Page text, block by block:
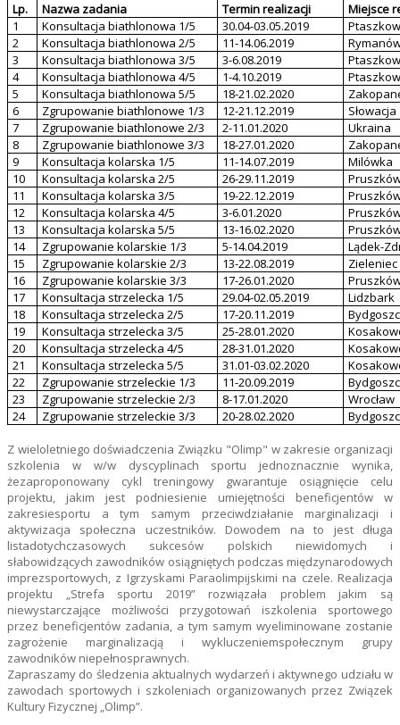
Lp. Nazwa zadania Termin realizacji
Miejsce
1
Konsultacja biathlonowa 1/5 30.04-03.05.2019
2
Konsultacja biathlonowa 2/5 11-14.06.2019
3
Konsultacja biathlonowa 3/5 3-6.08.2019
4
Konsultacja biathlonowa 4/5 1-4.10.2019
5
Konsultacja biathlonowa 5/5 18-21.02.2020
6
Zgrupowanie biathlonowe 1/3 12-21.12.2019
Słowacja
7
Zgrupowanie biathlonowe 2/3 2-11.01.2020
Ukraina
8
Zgrupowanie biathlonowe 3/3 18-27.01.2020
9
Konsultacja kolarska 1/5 11-14.07.2019
Milówka
10
Konsultacja kolarska 2/5 26-29.11.2019
11
Konsultacja kolarska 3/5 19-22.12.2019
12
Konsultacja kolarska 4/5 3-6.01.2020
13
Konsultacja kolarska 5/5 13-16.02.2020
14
Zgrupowanie kolarskie 1/3 5-14.04.2019
Lądek-
15
Zgrupowanie kolarskie 2/3 13-22.08.2019
Zieleniec
16
Zgrupowanie kolarskie 3/3 17-26.01.2020
17
Konsultacja strzelecka 1/5 29.04-02.05.2019
Lidzbark
18
Konsultacja strzelecka 2/5 17-20.11.2019
19
Konsultacja strzelecka 3/5 25-28.01.2020
20
Konsultacja strzelecka 4/5 28-31.01.2020
21
Konsultacja strzelecka 5/5 31.01-03.02.2020
22
Zgrupowanie strzeleckie 1/3 11-20.09.2019
23
Zgrupowanie strzeleckie 2/3 8-17.01.2020
Wrocław
24
Zgrupowanie strzeleckie 3/3 20-28.02.2020
Z wieloletniego doświadczenia Związku "Olimp" w zakresie organizacji
szkolenia w w/w dyscyplinach sportu jednoznacznie wynika,
żezaproponowany cykl treningowy gwarantuje osiągnięcie celu
projektu, jakim jest podniesienie umiejętności beneficjentów w
zakresiesportu a tym samym przeciwdziałanie marginalizacji i
aktywizacja społeczna uczestników. Dowodem na to jest długa
listadotychczasowych sukcesów polskich niewidomych i
słabowidzących zawodników osiągniętych podczas międzynarodowych
imprezsportowych, z Igrzyskami Paraolimpijskimi na czele. Realizacja
projektu „Strefa sportu 2019” rozwiązała problem jakim są
niewystarczające możliwości przygotowań iszkolenia sportowego
przez beneficjentów zadania, a tym samym wyeliminowane zostanie
zagrożenie marginalizacją i wykluczeniemspołecznym grupy
zawodników niepełnosprawnych.
Zapraszamy do śledzenia aktualnych wydarzeń i aktywnego udziału w
zawodach sportowych i szkoleniach organizowanych przez Związek
Kultury Fizycznej „Olimp”.